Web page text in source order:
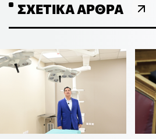
ΣΧΕΤΙΚΆ ΆΡΘΡΑ